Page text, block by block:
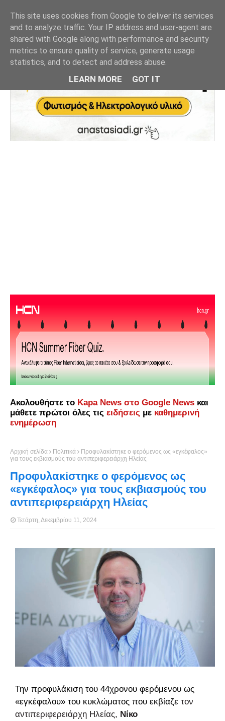
Ακολουθήστε το Kapa News στο Google News και
μάθετε πρώτοι όλες τις ειδήσεις με καθημερινή
ενημέρωση
Αρχική σελίδα Πολιτικά
Προφυλακίστηκε ο φερόμενος ως «εγκέφαλος»
για τους εκβιασμούς του αντιπεριφερειάρχη Ηλείας
Προφυλακίστηκε ο φερόμενος ως
«εγκέφαλος» για τους εκβιασμούς του
αντιπεριφερειάρχη Ηλείας
Τετάρτη, Δεκεμβρίου 11, 2024
Την προφυλάκιση του 44χρονου φερόμενου ως
«εγκέφαλου» του κυκλώματος που εκβίαζε τον
αντιπεριφερειάρχη Ηλείας, Νίκο
This site uses cookies from Google to deliver its services
and to analyze traffic. Your IP address and user-agent are
shared with Google along with performance and security
metrics to ensure quality of service, generate usage
statistics, and to detect and address abuse.
LEARN MORE GOT IT